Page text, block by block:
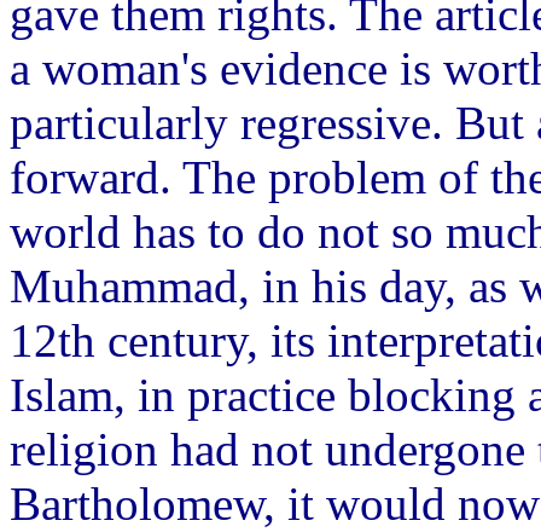
gave them rights. The
a woman's evidence is
particularly regressive. But
forward. The problem of
world has to do not so
Muhammad, in his day, as
12th century, its
Islam, in practice blocking
religion had not
Bartholomew, it would